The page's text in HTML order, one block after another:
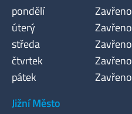
pondělí
Zavřeno
úterý
Zavřeno
středa
Zavřeno
čtvrtek
Zavřeno
pátek
Zavřeno
Jižní Město